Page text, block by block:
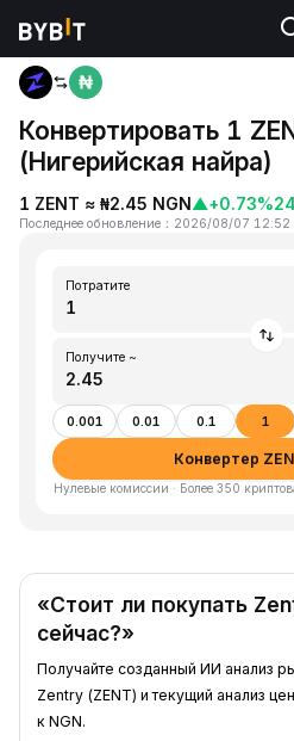
Главная
Конвертировать 1
(Нигерийская найра)
1 ZENT ≈ ₦2.45 NGN▲+0.73%
Последнее обновление ： 2026/08/07 12:52
Потратите
Получите ~
0.001 0.01 0.1 1
Конвертер
Нулевые комиссии · Более 350
«Стоит ли покупать
сейчас?»
Получайте созданный ИИ анализ
Zentry (ZENT) и текущий анализ
к NGN.